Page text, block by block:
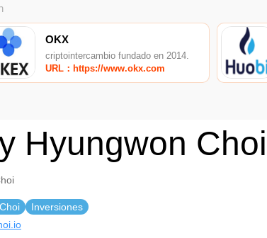
OKX
criptointercambio fundado en 2014.
URL：https://www.okx.com
Hyungwon Choi
Inversiones